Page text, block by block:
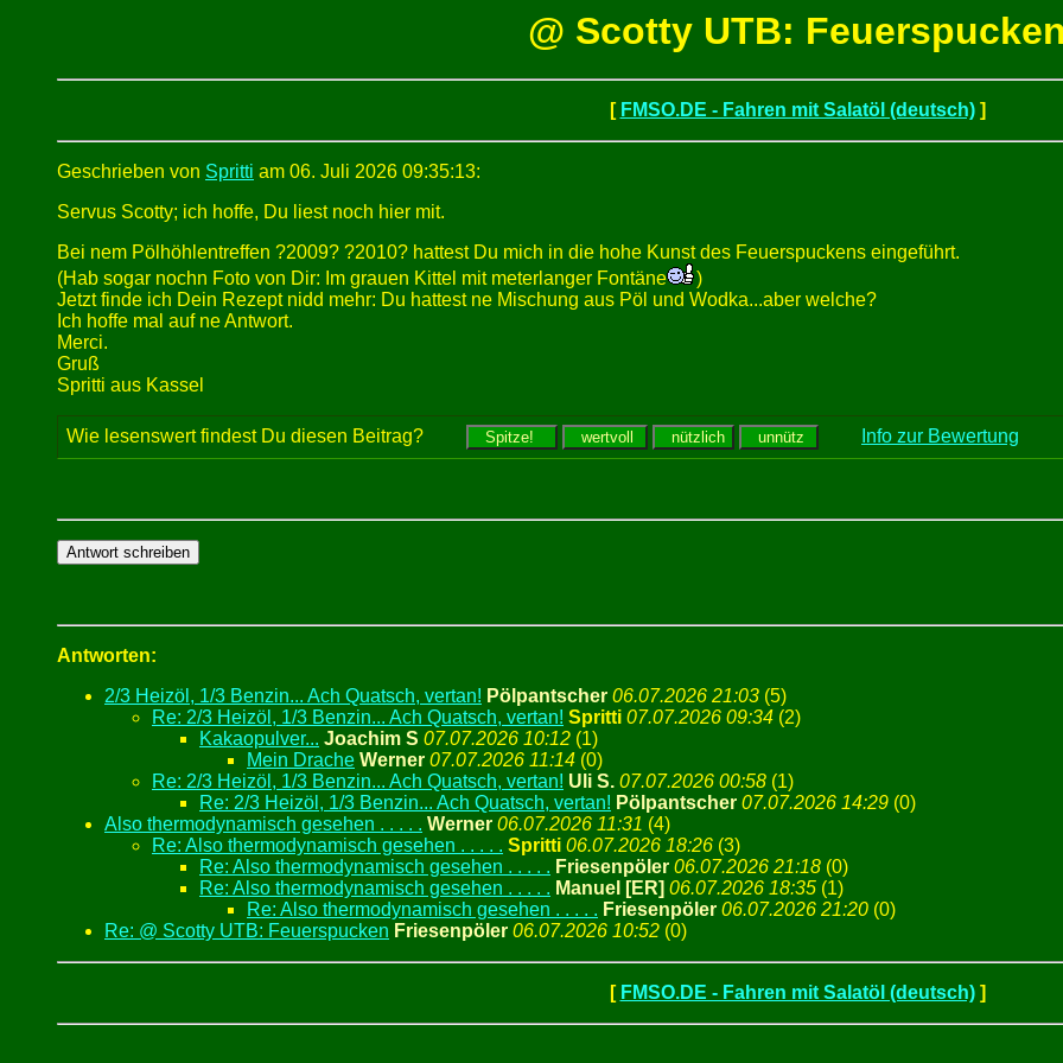
@ Scotty UTB:
[ FMSO.DE - Fahren mit Salatöl (deutsch)]
Geschrieben von Spritti am 06. Juli 2026 09:35:13:
Servus Scotty; ich hoffe, Du liest noch hier mit.
Bei nem Pölhöhlentreffen ?2009? ?2010? hattest Du mich in die hohe Kunst des Feuerspuckens eingeführt.
(Hab sogar nochn Foto von Dir: Im grauen Kittel mit meterlanger Fontäne
)
Jetzt finde ich Dein Rezept nidd mehr: Du hattest ne Mischung aus Pöl und Wodka...aber welche?
Ich hoffe mal auf ne Antwort.
Merci.
Gruß
Spritti aus Kassel
Wie lesenswert findest Du diesen Beitrag? Info zur Bewertung
Antworten:
2/3 Heizöl, 1/3 Benzin... Ach Quatsch, vertan! Pölpantscher 06.07.2026 21:03 (5)
Re: 2/3 Heizöl, 1/3 Benzin... Ach Quatsch, vertan! Spritti 07.07.2026 09:34 (2)
Kakaopulver... Joachim S 07.07.2026 10:12 (1)
Mein Drache Werner 07.07.2026 11:14 (0)
Re: 2/3 Heizöl, 1/3 Benzin... Ach Quatsch, vertan! Uli S. 07.07.2026 00:58 (1)
Re: 2/3 Heizöl, 1/3 Benzin... Ach Quatsch, vertan! Pölpantscher 07.07.2026 14:29 (0)
Also thermodynamisch gesehen . . . . . Werner 06.07.2026 11:31 (4)
Re: Also thermodynamisch gesehen . . . . . Spritti 06.07.2026 18:26 (3)
Re: Also thermodynamisch gesehen . . . . . Friesenpöler 06.07.2026 21:18 (0)
Re: Also thermodynamisch gesehen . . . . . Manuel [ER] 06.07.2026 18:35 (1)
Re: Also thermodynamisch gesehen . . . . . Friesenpöler 06.07.2026 21:20 (0)
Re: @ Scotty UTB: Feuerspucken Friesenpöler 06.07.2026 10:52 (0)
[ FMSO.DE - Fahren mit Salatöl (deutsch)]